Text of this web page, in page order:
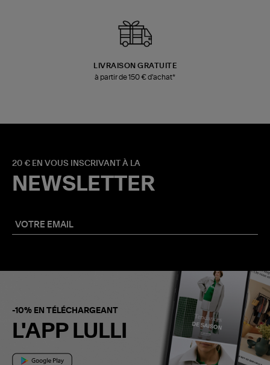
LIVRAISON GRATUITE
à partir de 150 € d'achat*
20 € EN VOUS INSCRIVANT À LA
NEWSLETTER
-10% EN TÉLÉCHARGEANT
L'APP LULLI